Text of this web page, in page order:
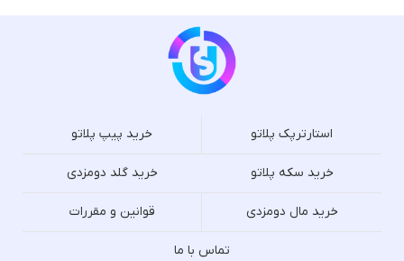
استارترپک پلاتو خرید پیپ پلاتو
خرید سکه پلاتو خرید گلد دومزدی
خرید مال دومزدی قوانین و مقررات
تماس با ما